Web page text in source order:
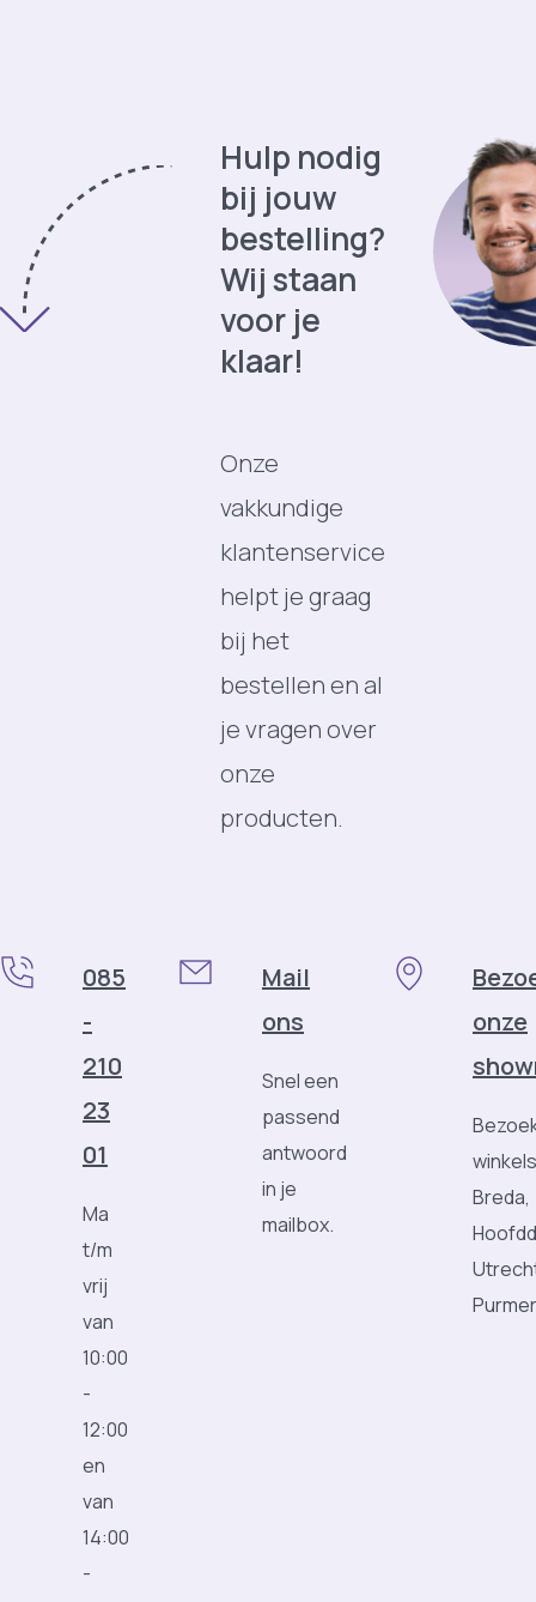
Hulp nodig
bij jouw
bestelling?
Wij staan
voor je
klaar!
Onze
vakkundige
klantenservice
helpt je graag
bij het
bestellen en al
je vragen over
onze
producten.
085
-
210
23
01
Ma
t/m
vrij
van
10:00
-
12:00
en
van
14:00
-
Mail
ons
Snel een
passend
antwoord
in je
mailbox.
onze
Breda,